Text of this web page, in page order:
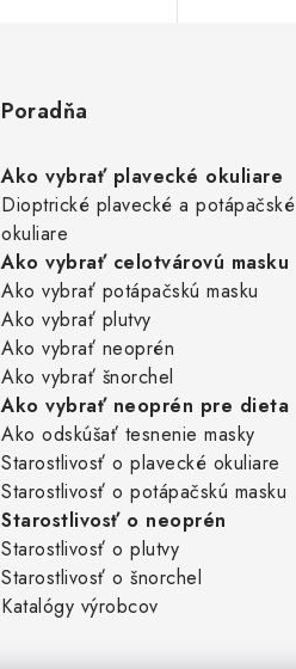
Poradňa
Ako vybrať plavecké okuliare
Dioptrické plavecké a potápačské
okuliare
Ako vybrať celotvárovú masku
Ako vybrať potápačskú masku
Ako vybrať plutvy
Ako vybrať neoprén
Ako vybrať šnorchel
Ako vybrať neoprén pre dieta
Ako odskúšať tesnenie masky
Starostlivosť o plavecké okuliare
Starostlivosť o potápačskú masku
Starostlivosť o neoprén
Starostlivosť o plutvy
Starostlivosť o šnorchel
Katalógy výrobcov